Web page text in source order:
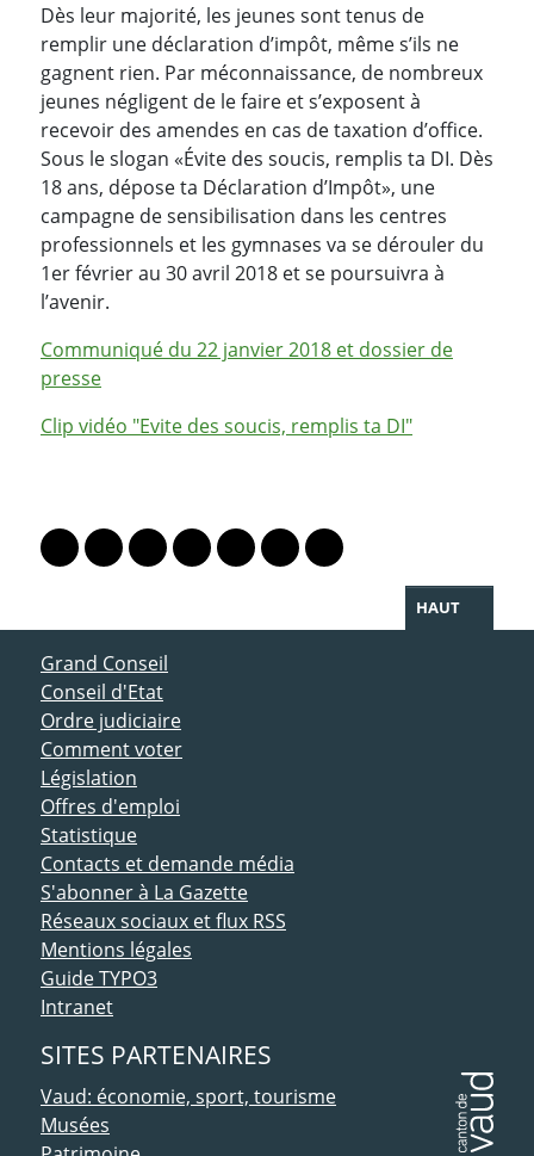
Dès leur majorité, les jeunes sont tenus de
remplir une déclaration d’impôt, même s’ils ne
gagnent rien. Par méconnaissance, de nombreux
jeunes négligent de le faire et s’exposent à
recevoir des amendes en cas de taxation d’office.
Sous le slogan «Évite des soucis, remplis ta DI. Dès
18 ans, dépose ta Déclaration d’Impôt», une
campagne de sensibilisation dans les centres
professionnels et les gymnases va se dérouler du
1er février au 30 avril 2018 et se poursuivra à
l’avenir.
Communiqué du 22 janvier 2018 et dossier de
presse
Clip vidéo "Evite des soucis, remplis ta DI"
Lien vers le profil Mastodon
Lien vers le profil Bluesky
Lien vers le profil Instagram
Lien vers le profil Linkedin
Lien vers le profil Facebook
Lien vers le profil Twitter
Partager par WhatsApp
HAUT
ACCÈS DIRECT
Grand Conseil
Conseil d'Etat
Ordre judiciaire
Comment voter
Législation
Offres d'emploi
Statistique
Contacts et demande média
S'abonner à La Gazette
Réseaux sociaux et flux RSS
Mentions légales
Guide TYPO3
Intranet
SITES PARTENAIRES
Vaud: économie, sport, tourisme
Musées